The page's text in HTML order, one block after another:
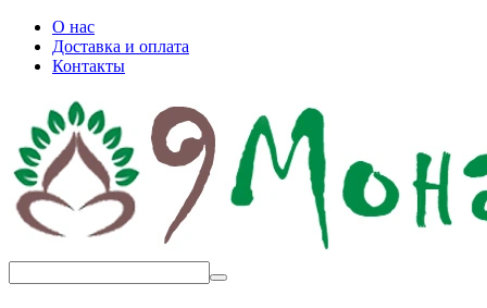
О нас
Доставка и оплата
Контакты